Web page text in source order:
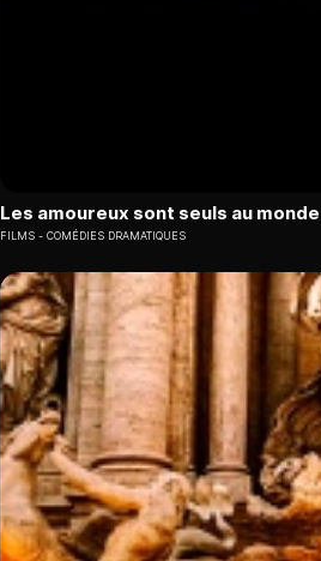
Les amoureux sont seuls au monde
FILMS COMÉDIES DRAMATIQUES